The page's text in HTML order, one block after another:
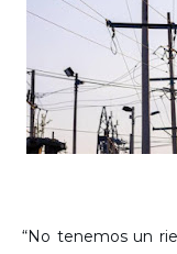
“No tenemos un